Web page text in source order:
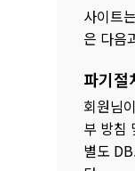
사이트
은 다음
파기절
회원님
부 방침
별도